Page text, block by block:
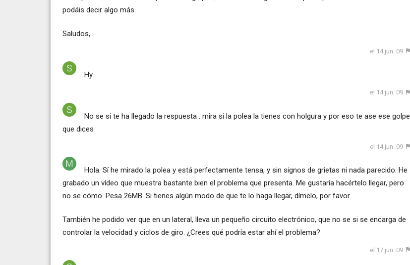
podáis decir algo más.
Saludos,
el 14 jun. 09
Hy
el 14 jun. 09
No se si te ha llegado la respuesta . mira si la polea la tienes con holgura y por eso te ase ese golpe
que dices
el 14 jun. 09
Hola. Sí he mirado la polea y está perfectamente tensa, y sin signos de grietas ni nada parecido. He
grabado un vídeo que muestra bastante bien el problema que presenta. Me gustaría hacértelo llegar, pero
no se cómo. Pesa 26MB. Si tienes algún modo de que te lo haga llegar, dímelo, por favor.
También he podido ver que en un lateral, lleva un pequeño circuito electrónico, que no se si se encarga de
controlar la velocidad y ciclos de giro. ¿Crees qué podría estar ahí el problema?
el 17 jun. 09